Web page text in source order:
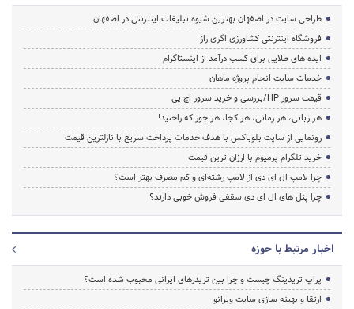
طراحی سایت در اصفهان بهترین شیوه تبلیغات اینترنتی در اصفهان
فروشگاه اینترنتی کشاورزی اگری راز
ایده های طلایی برای کسب درآمد از اینستاگرام
خدمات سایت انجام پروژه ماهان
قیمت سرور HP/بررسی و خرید سرور اچ پی
هر زبانی، هر زمانی، هر کجا، هر جور که راحتید!
رونمایی از سایت بلوباکس با هدف خدمات پرداخت سریع با نازلترین قیمت
خرید تلگرام پرمیوم با ارزان ترین قیمت
چرا لامپ ال ای دی از لامپ رشته‌ای و کم مصرف بهتر است؟
چرا پنل های ال ای دی سقفی فروش خوبی دارند؟
اخبار مرتبط با حوزه
پراپ تریدینگ چیست و چرا بین تریدرهای ایرانی محبوب شده است؟
ارتقا و بهینه سازی سایت وبرانو